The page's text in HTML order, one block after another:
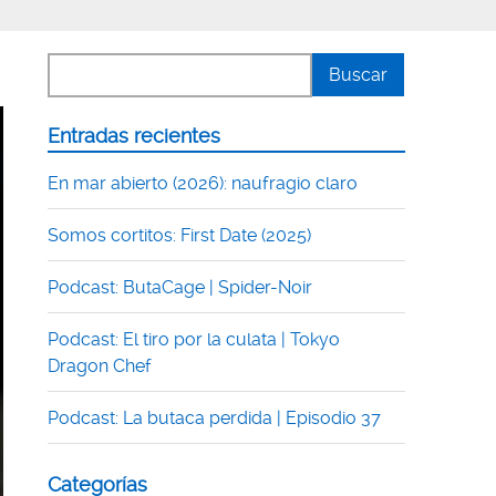
Entradas recientes
En mar abierto (2026): naufragio claro
Somos cortitos: First Date (2025)
Podcast: ButaCage | Spider-Noir
Podcast: El tiro por la culata | Tokyo
Dragon Chef
Podcast: La butaca perdida | Episodio 37
Categorías